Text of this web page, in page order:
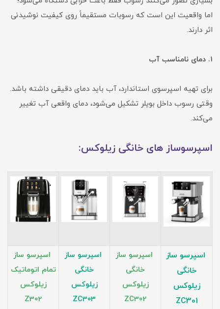
اما واقعیت این است که رسوبات مستقیماً روی کیفیت نوشیدنی
اثر دارند.
۱. دمای نامناسب آب
برای تهیه اسپرسوی استاندارد، آب باید دمای دقیقی داشته باشد.
وقتی رسوب داخل بویلر تشکیل می‌شود، دمای واقعی آب تغییر
می‌کند.
اسپرسوساز های خانگی زیلوکس:
اسپرسو ساز
خانگی
زیلوکس
ZC301
اسپرسو ساز
خانگی
زیلوکس
ZC302
اسپرسو ساز
خانگی
زیلوکس
ZC303
اسپرسو ساز
تمام اتوماتیک
زیلوکس
Z302